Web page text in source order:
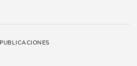
PUBLICACIONES